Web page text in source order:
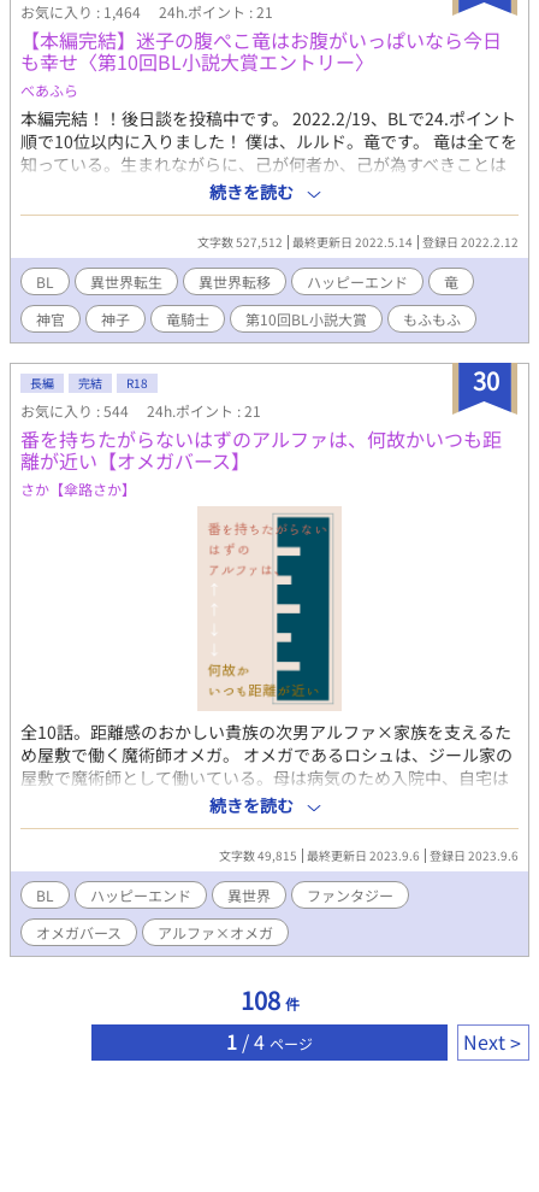
お気に入り : 1,464 24h.ポイント : 21
【本編完結】迷子の腹ぺこ竜はお腹がいっぱいなら今日
も幸せ〈第10回BL小説大賞エントリー〉
べあふら
本編完結！！後日談を投稿中です。 2022.2/19、BLで24.ポイント
順で10位以内に入りました！ 僕は、ルルド。竜です。 竜は全てを
知っている。生まれながらに、己が何者か、己が為すべきことは
何なのか、知っている。この世の全てを理解し、構築するこの世
の一部である。たぶん。だけど。僕は何も知らない。 そんな僕
が、生まれてこの方200年、腹ぺこで彷徨い続け、初めて見つけ
た美味しい人。それが、ヴァルだ。 竜の神子とか、竜騎士とか。
神殿とか神官とか。予言とか世界の危機とか。全然わからない
し、どうでもいいけど。 とにかく、僕は、お腹いっぱいになりた
いんです！ 腹ぺこで、迷子な｜竜《ぼく》が、ヴァルを食べた
り、ヴァルに食べられたりしながら、お腹いっぱいになるまでの
お話。 ※悪人顔の荒んだ死にかけ神官×迷子の腹ぺこ竜（竜体と
人型）の固定CP ※R18には＊を付けます
続きを読む
文字数 527,512 最終更新日 2022.5.14 登録日 2022.2.12
BL 異世界転生 異世界転移 ハッピーエンド
竜
神官
神子 竜騎士 第10回BL小説大賞 もふもふ
30
長編 完結 R18
お気に入り : 544 24h.ポイント : 21
番を持ちたがらないはずのアルファは、何故かいつも距
離が近い【オメガバース】
さか【傘路さか】
全10話。距離感のおかしい貴族の次男アルファ×家族を支えるた
め屋敷で働く魔術師オメガ。 オメガであるロシュは、ジール家の
屋敷で魔術師として働いている。母は病気のため入院中、自宅は
貸しに出し、住み込みでの仕事である。 屋敷の次男でアルファで
もあるリカルドは、普段から誰に対しても物怖じせず、人との距
離の近い男だ。 リカルドは特殊な石や宝石の収集を仕事の一つと
しており、ある日、そんな彼から仕事で収集した雷管石が魔力の
干渉を受けない、と相談を受けた。 自国の神殿へ神が生み出した
雷管石に魔力を込めて預ければ、神殿所属の鑑定士が魔力相性の
良いアルファを探してくれる。 貴族達の間では大振りの雷管石は
番との縁を繋ぐ品として高額で取引されており、折角の石も、魔
た。 ロシュは調査の協力を承諾し、リカルドの私室に出入りする
ようになる。 ※小説の文章をコピーして無断で使用したり、登場
人物名を版権キャラクターに置き換えた二次創作小説への転用は
続きを読む
文字数 49,815 最終更新日 2023.9.6 登録日 2023.9.6
BL ハッピーエンド 異世界
ファンタジー
オメガバース
アルファ×オメガ
108 件
1 / 4 ページ Next